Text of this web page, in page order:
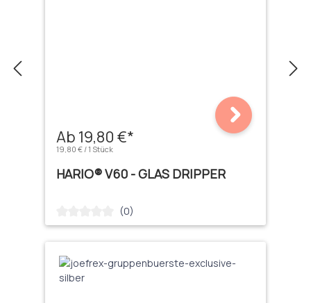
Ab 19,80 €*
19,80 € / 1 Stück
HARIO® V60 - GLAS DRIPPER
Durchschnittliche Bewertung von 0 von 5 Sternen
(0)